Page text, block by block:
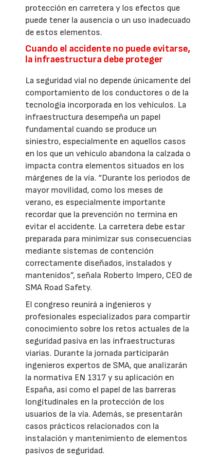
protección en carretera y los efectos que
puede tener la ausencia o un uso inadecuado
de estos elementos.
Cuando el accidente no puede evitarse,
la infraestructura debe proteger
La seguridad vial no depende únicamente del
comportamiento de los conductores o de la
tecnología incorporada en los vehículos. La
infraestructura desempeña un papel
fundamental cuando se produce un
siniestro, especialmente en aquellos casos
en los que un vehículo abandona la calzada o
impacta contra elementos situados en los
márgenes de la vía. “Durante los periodos de
mayor movilidad, como los meses de
verano, es especialmente importante
recordar que la prevención no termina en
evitar el accidente. La carretera debe estar
preparada para minimizar sus consecuencias
mediante sistemas de contención
correctamente diseñados, instalados y
mantenidos”, señala Roberto Impero, CEO de
SMA Road Safety.
El congreso reunirá a ingenieros y
profesionales especializados para compartir
conocimiento sobre los retos actuales de la
seguridad pasiva en las infraestructuras
viarias. Durante la jornada participarán
ingenieros expertos de SMA, que analizarán
la normativa EN 1317 y su aplicación en
España, así como el papel de las barreras
longitudinales en la protección de los
usuarios de la vía. Además, se presentarán
casos prácticos relacionados con la
instalación y mantenimiento de elementos
pasivos de seguridad.